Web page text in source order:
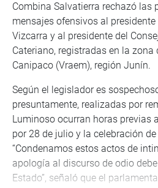
Combina Salvatierra rechazó las
mensajes ofensivos al
Vizcarra y al presidente del
Cateriano, registradas en la zona
Canipaco (Vraem), región Junín.
Según el legislador es
presuntamente, realizadas por
Luminoso ocurran horas previas
por 28 de julio y la celebración
“Condenamos estos actos de
apología al discurso de odio
Estado”, señaló que el